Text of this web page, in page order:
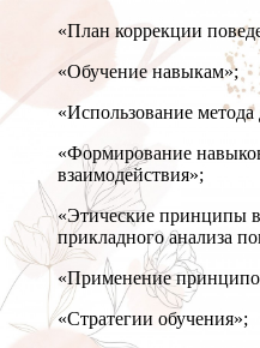
«План коррекции
«Обучение навыкам»;
«Использование
«Формирование
взаимодействия»;
«Этические принципы
прикладного анализа
«Применение
«Стратегии обучения»;